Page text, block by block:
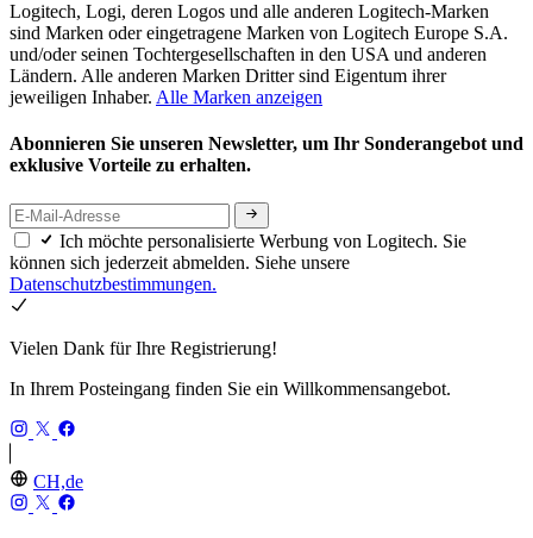
Logitech, Logi, deren Logos und alle anderen Logitech-Marken
sind Marken oder eingetragene Marken von Logitech Europe S.A.
und/oder seinen Tochtergesellschaften in den USA und anderen
Ländern. Alle anderen Marken Dritter sind Eigentum ihrer
jeweiligen Inhaber. Alle Marken anzeigen
Abonnieren Sie unseren Newsletter, um Ihr Sonderangebot und
exklusive Vorteile zu erhalten.
Ich möchte personalisierte Werbung von Logitech. Sie
können sich jederzeit abmelden. Siehe unsere
Datenschutzbestimmungen.
Vielen Dank für Ihre Registrierung!
In Ihrem Posteingang finden Sie ein Willkommensangebot.
CH,de